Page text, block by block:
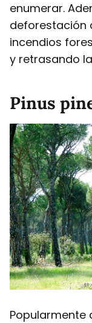
enumerar.
deforestación
incendios
y retrasando
Pinus